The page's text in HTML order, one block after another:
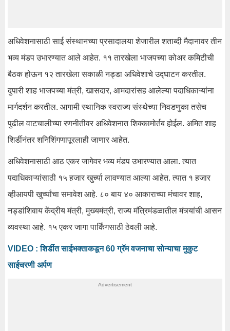
अधिवेशनासाठी साई संस्थानच्या प्रसादालया शेजारील शताब्दी मैदानावर तीन
भव्य मंडप उभारण्यात आले आहेत. ११ तारखेला भाजपच्या कोअर कमिटीची
बैठक होऊन १२ तारखेला सकाळी नड्डा अधिवेशाचे उद्घाटन करतील.
दुपारी शाह भाजपच्या मंत्री, खासदार, आमदारांसह आलेल्या पदाधिकाऱ्यांना
मार्गदर्शन करतील. आगामी स्थानिक स्वराज्य संस्थेच्या निवडणुका तसेच
पुढील वाटचालीच्या रणनीतीवर अधिवेशनात शिक्कामोर्तब होईल. अमित शाह
शिर्डीनंतर शनिशिंगणापूरलाही जाणार आहेत.
अधिवेशनासाठी आठ एकर जागेवर भव्य मंडप उभारण्यात आला. त्यात
पदाधिकाऱ्यांसाठी १५ हजार खुर्च्या लावण्यात आल्या आहेत. त्यात १ हजार
व्हीआयपी खुर्च्यांचा समावेश आहे. ८० बाय ४० आकाराच्या मंचावर शाह,
नड्डांशिवाय केंद्रीय मंत्री, मुख्यमंत्री, राज्य मंत्रिमंडळातील मंत्र्यांची आसन
व्यवस्था आहे. १५ एकर जागा पार्किंगसाठी ठेवली आहे.
VIDEO : शिर्डीत साईभक्ताकडून 60 ग्रॅम वजनाचा सोन्याचा मुकुट
साईचरणी अर्पण